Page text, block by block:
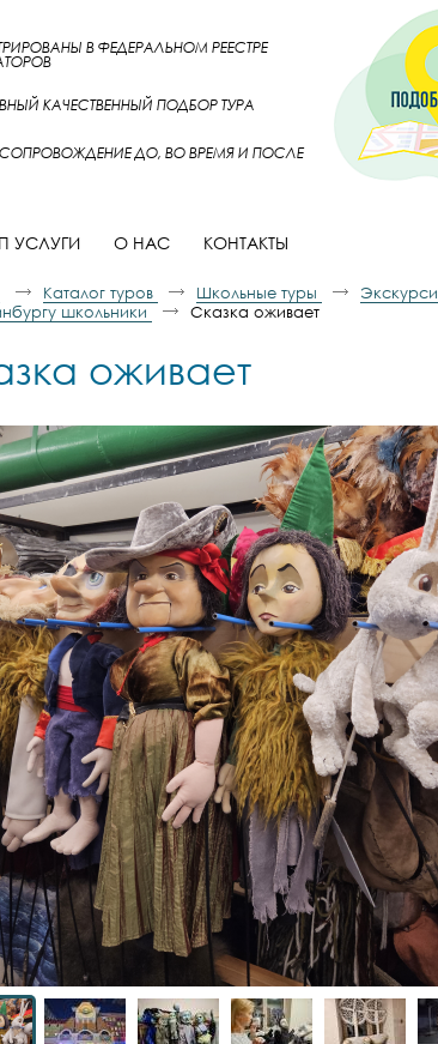
В ФЕДЕРАЛЬНОМ РЕЕСТРЕ
КАЧЕСТВЕННЫЙ ПОДБОР ТУРА
ДО, ВО ВРЕМЯ И ПОСЛЕ
УСЛУГИ О НАС КОНТАКТЫ
Каталог туров Школьные туры
школьники
Сказка оживает
оживает